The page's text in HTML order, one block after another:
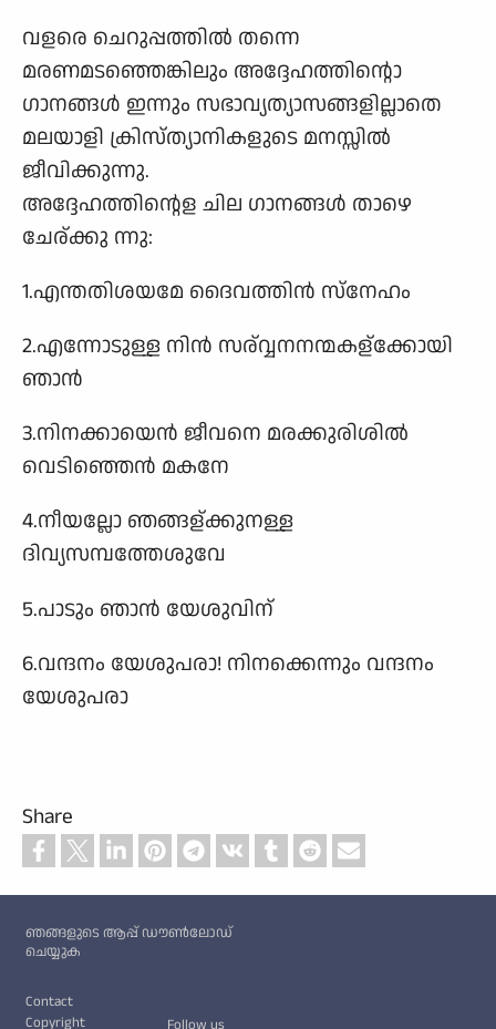
വളരെ ചെറുപ്പത്തില്‍ തന്നെ
മരണമടഞ്ഞെങ്കിലും അദ്ദേഹത്തിന്റൊ
ഗാനങ്ങള്‍ ഇന്നും സഭാവ്യത്യാസങ്ങളില്ലാതെ
മലയാളി ക്രിസ്ത്യാനികളുടെ മനസ്സില്‍
ജീവിക്കുന്നു.
അദ്ദേഹത്തിന്റെള ചില ഗാനങ്ങള്‍ താഴെ
ചേര്ക്കു ന്നു:
1.എന്തതിശയമേ ദൈവത്തിന്‍ സ്നേഹം
2.എന്നോടുള്ള നിന്‍ സര്വ്വനനന്മകള്ക്കാേയി
ഞാന്‍
3.നിനക്കായെന്‍ ജീവനെ മരക്കുരിശില്‍
വെടിഞ്ഞെന്‍ മകനേ
4.നീയല്ലോ ഞങ്ങള്ക്കുനള്ള
ദിവ്യസമ്പത്തേശുവേ
5.പാടും ഞാന്‍ യേശുവിന്
6.വന്ദനം യേശുപരാ! നിനക്കെന്നും വന്ദനം
യേശുപരാ
Share
ഞങ്ങളുടെ ആപ്പ് ഡൗൺലോഡ്
ചെയ്യുക
Contact
Copyright
Follow us